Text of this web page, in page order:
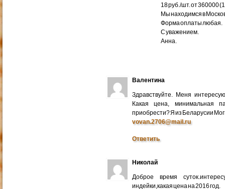
18 руб./шт. от 360000
Мы находимся в
Форма оплаты любая.
С уважением.
Анна.
Валентина
Здравствуйте. Меня
Какая цена, минимальная
приобрести? Я из Беларусии
vovan.2706@mail.ru
Ответить
Николай
Доброе время
индейки,какая цена на 2016 год.